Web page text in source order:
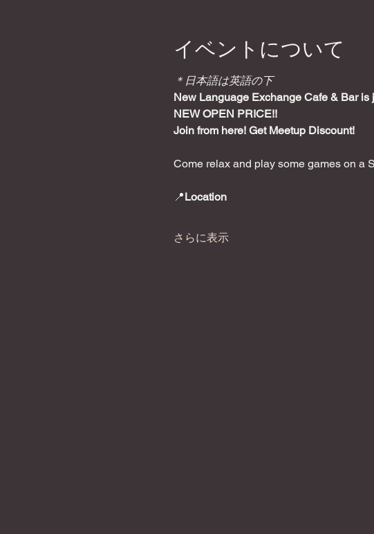
イベントについて
＊日本語は英語の下
New Language Exchange Cafe & Bar is
NEW OPEN PRICE!!
Join from here! Get Meetup Discount!
Come relax and play some games on a
📍Location
さらに表示